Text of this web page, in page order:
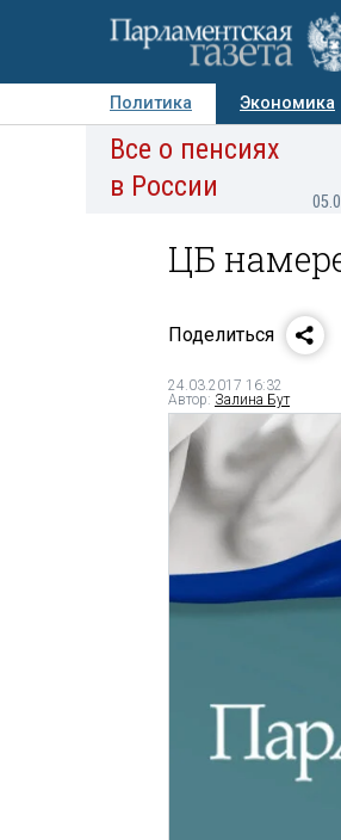
Политика Экономика
Авторы Персоны
Все о пенсиях
в России
ЦБ
Поделиться
24.03.2017 16:32
Автор: Залина Бут